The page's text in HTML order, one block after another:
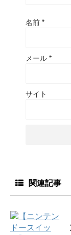
名前 *
メール *
サイト
関連記事